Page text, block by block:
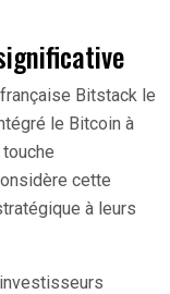
Bitstack le
le Bitcoin à
cette
à leurs